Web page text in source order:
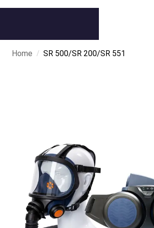
Home / SR 500/SR 200/SR 551